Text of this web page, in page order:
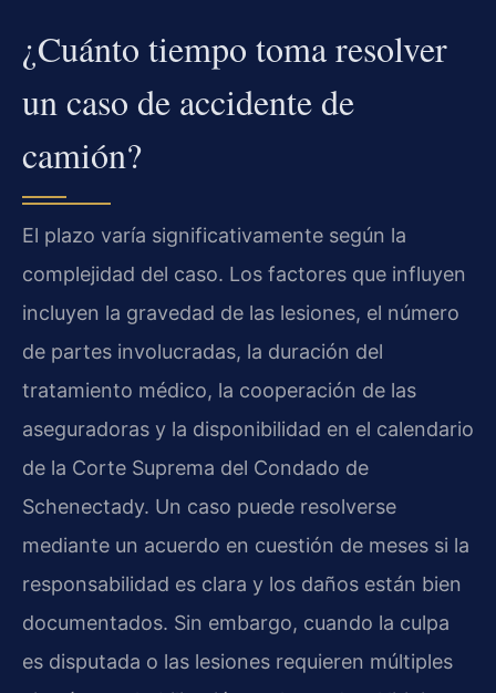
¿Cuánto tiempo toma resolver
un caso de accidente de
camión?
El plazo varía significativamente según la
complejidad del caso. Los factores que influyen
incluyen la gravedad de las lesiones, el número
de partes involucradas, la duración del
tratamiento médico, la cooperación de las
aseguradoras y la disponibilidad en el calendario
de la Corte Suprema del Condado de
Schenectady. Un caso puede resolverse
mediante un acuerdo en cuestión de meses si la
responsabilidad es clara y los daños están bien
documentados. Sin embargo, cuando la culpa
es disputada o las lesiones requieren múltiples